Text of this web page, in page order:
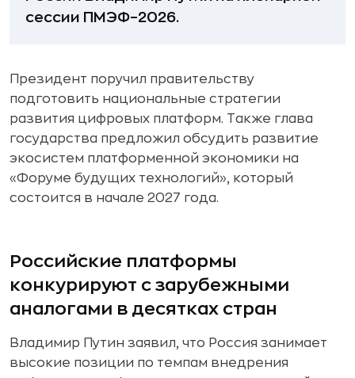
сессии ПМЭФ–2026.
Президент поручил правительству
подготовить национальные стратегии
развития цифровых платформ. Также глава
государства предложил обсудить развитие
экосистем платформенной экономики на
«Форуме будущих технологий», который
состоится в начале 2027 года.
Российские платформы
конкурируют с зарубежными
аналогами в десятках стран
Владимир Путин заявил, что Россия занимает
высокие позиции по темпам внедрения